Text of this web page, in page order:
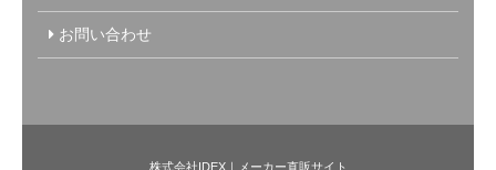
お問い合わせ
株式会社IDEX｜メーカー直販サイト